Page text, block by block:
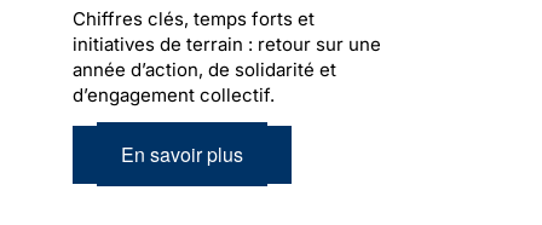
Chiffres clés, temps forts et
initiatives de terrain : retour sur une
année d’action, de solidarité et
d’engagement collectif.
En savoir plus